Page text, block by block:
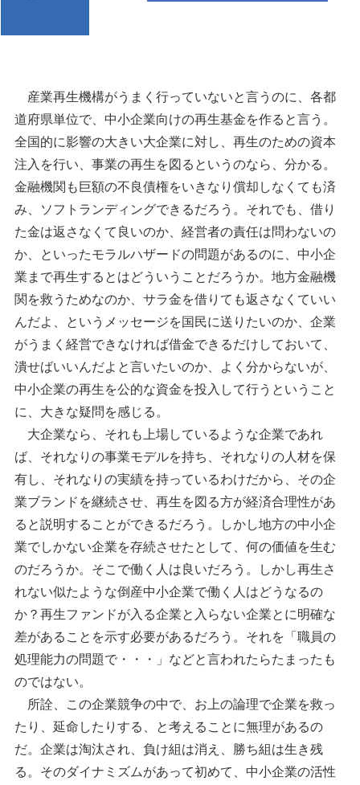
産業再生機構がうまく行っていないと言うのに、各都
道府県単位で、中小企業向けの再生基金を作ると言う。
全国的に影響の大きい大企業に対し、再生のための資本
注入を行い、事業の再生を図るというのなら、分かる。
金融機関も巨額の不良債権をいきなり償却しなくても済
み、ソフトランディングできるだろう。それでも、借り
た金は返さなくて良いのか、経営者の責任は問わないの
か、といったモラルハザードの問題があるのに、中小企
業まで再生するとはどういうことだろうか。地方金融機
関を救うためなのか、サラ金を借りても返さなくていい
んだよ、というメッセージを国民に送りたいのか、企業
がうまく経営できなければ借金できるだけしておいて、
潰せばいいんだよと言いたいのか、よく分からないが、
中小企業の再生を公的な資金を投入して行うということ
に、大きな疑問を感じる。
大企業なら、それも上場しているような企業であれ
ば、それなりの事業モデルを持ち、それなりの人材を保
有し、それなりの実績を持っているわけだから、その企
業ブランドを継続させ、再生を図る方が経済合理性があ
ると説明することができるだろう。しかし地方の中小企
業でしかない企業を存続させたとして、何の価値を生む
のだろうか。そこで働く人は良いだろう。しかし再生さ
れない似たような倒産中小企業で働く人はどうなるの
か？再生ファンドが入る企業と入らない企業とに明確な
差があることを示す必要があるだろう。それを「職員の
処理能力の問題で・・・」などと言われたらたまったも
のではない。
所詮、この企業競争の中で、お上の論理で企業を救っ
たり、延命したりする、と考えることに無理があるの
だ。企業は淘汰され、負け組は消え、勝ち組は生き残
る。そのダイナミズムがあって初めて、中小企業の活性